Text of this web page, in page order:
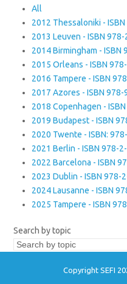
All
2012 Thessaloniki -
2013 Leuven - ISBN
2014 Birmingham -
2015 Orleans - ISBN
2016 Tampere - ISBN
2017 Azores - ISBN
2018 Copenhagen -
2019 Budapest - ISBN
2020 Twente - ISBN:
2021 Berlin - ISBN 978-
2022 Barcelona - ISBN
2023 Dublin - ISBN 978-
2024 Lausanne - ISBN
2025 Tampere - ISBN
Search by topic
Copyright SEFI